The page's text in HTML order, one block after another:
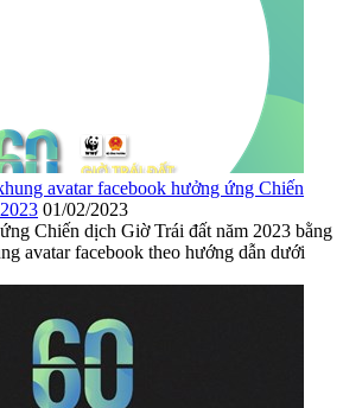
avatar facebook hưởng ứng Chiến
01/02/2023
Chiến dịch Giờ Trái đất năm 2023 bằng
avatar facebook theo hướng dẫn dưới